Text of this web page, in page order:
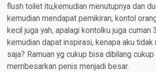
flush toilet itu,kemudian menutupnya dan
kemudian mendapat pemikiran, kontol
kecil juga yah, apalagi kontolku juga cuman
kemudian dapat inspirasi, kenapa aku tidak
saja? Ramuan yg cukup bisa dibilang
membesarkan penis menjadi besar.